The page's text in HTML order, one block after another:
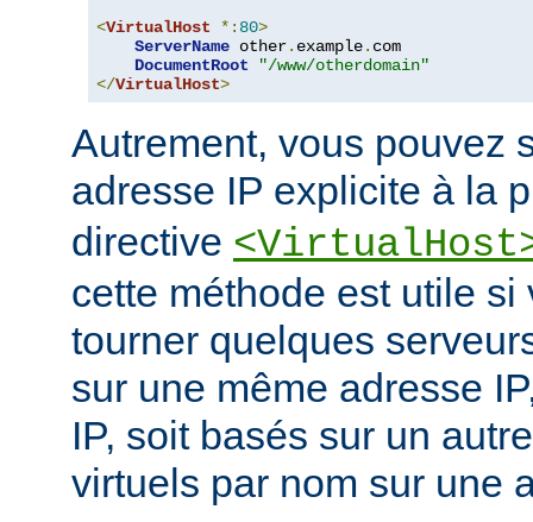
<VirtualHost *: 80>
ServerName other. example. com
DocumentRoot
"/www/otherdomain"
</VirtualHost>
Autrement, vous pouvez
adresse IP explicite à la
directive
cette méthode est utile
tourner quelques
sur une même adresse
IP, soit basés sur un
virtuels par nom sur une